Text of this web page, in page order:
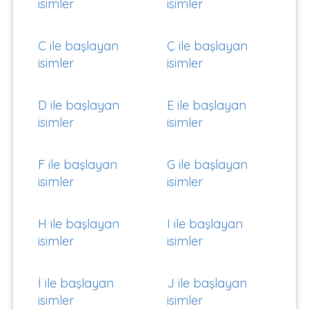
isimler isimler
C ile başlayan
isimler
Ç ile başlayan
isimler
D ile başlayan
isimler
E ile başlayan
isimler
F ile başlayan
isimler
G ile başlayan
isimler
H ile başlayan
isimler
I ile başlayan
isimler
İ ile başlayan
isimler
J ile başlayan
isimler